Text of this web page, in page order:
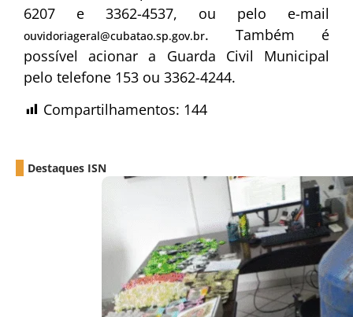
6207 e 3362-4537, ou pelo e-mail
ouvidoriageral@cubatao.sp.gov.br. Também é
possível acionar a Guarda Civil Municipal
pelo telefone 153 ou 3362-4244.
Compartilhamentos: 144
Destaques ISN